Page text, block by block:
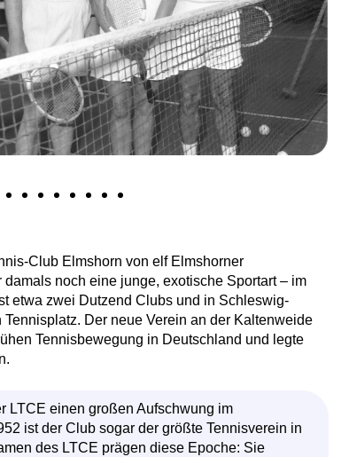
Club Elmshorn von elf Elmshorner
noch eine junge, exotische Sportart – im
etwa zwei Dutzend Clubs und in Schleswig-
Der neue Verein an der Kaltenweide
Tennisbewegung in Deutschland und legte
LTCE einen großen Aufschwung im
ist der Club sogar der größte Tennisverein in
des LTCE prägen diese Epoche: Sie